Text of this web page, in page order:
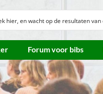
Forum voor bibs